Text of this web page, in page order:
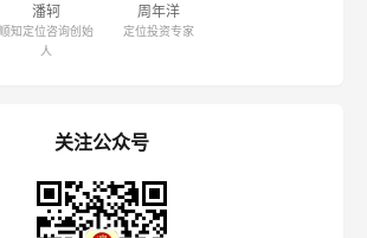
潘轲
顺知定位咨询创始
人
周年洋
定位投资专家
关注公众号